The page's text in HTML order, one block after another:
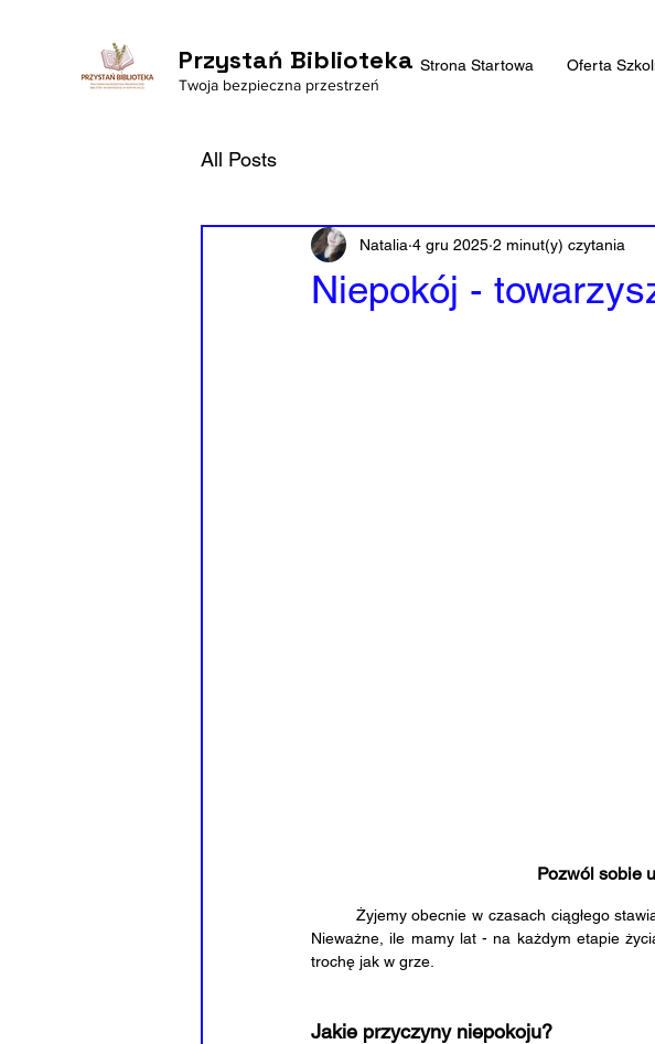
Przystań Biblioteka
Twoja bezpieczna przestrzeń
Strona Startowa Oferta
All Posts
Niepokój -
Natalia 4 gru 2025 2 minut(y) czytania
Pozwól sobie
Nieważne, ile mamy lat - na każdym etapie
trochę jak w grze.
Jakie przyczyny niepokoju?